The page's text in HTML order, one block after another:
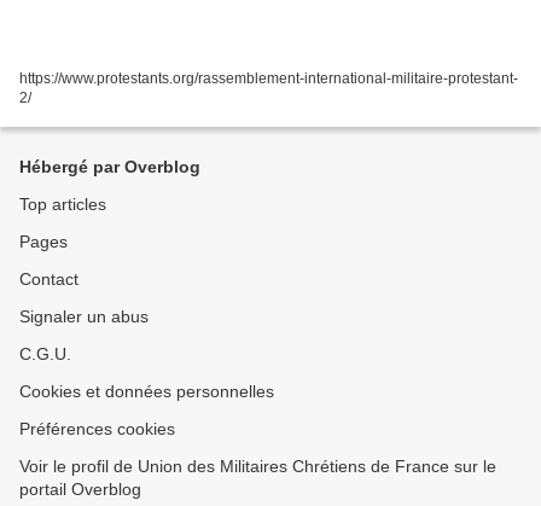
https://www.protestants.org/rassemblement-international-militaire-protestant-
2/
Hébergé par Overblog
Top articles
Pages
Contact
Signaler un abus
C.G.U.
Cookies et données personnelles
Préférences cookies
Voir le profil de Union des Militaires Chrétiens de France sur le
portail Overblog